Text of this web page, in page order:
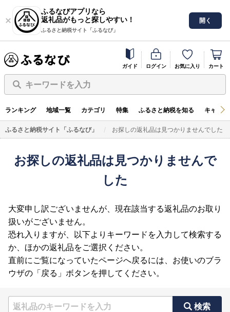
ふるなびアプリなら
返礼品がもっと探しやすい！
ふるさと納税サイト「ふるなび」
開く
ガイド ログイン お気に入り カート
キーワードを入力
ランキング 地域一覧 カテゴリ 特集 ふるさと納税を知る キャン
ふるさと納税サイト「ふるなび」 お探しの返礼品は見つかりませんでした
お探しの返礼品は見つかりませんで
した
大変申し訳ございませんが、現在該当する返礼品のお取り
扱いがございません。
恐れ入りますが、以下よりキーワードを入力して検索する
か、ほかの返礼品をご選択ください。
直前にご覧になっていたページへ戻るには、お使いのブラ
ウザの「戻る」ボタンを押してください。
検索